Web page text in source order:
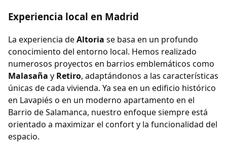
Experiencia local en Madrid
La experiencia deAltoria se basa en un profundo
conocimiento del entorno local. Hemos realizado
numerosos proyectos en barrios emblemáticos como
Malasaña y Retiro, adaptándonos a las características
únicas de cada vivienda. Ya sea en un edificio histórico
en Lavapiés o en un moderno apartamento en el
Barrio de Salamanca, nuestro enfoque siempre está
orientado a maximizar el confort y la funcionalidad del
espacio.